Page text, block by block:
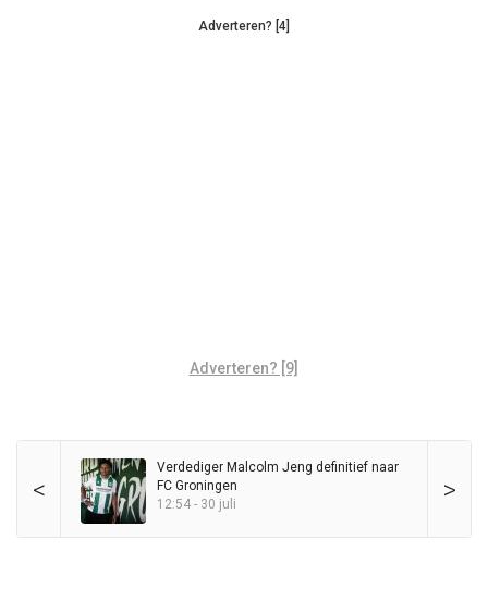
Adverteren? [4]
Adverteren? [9]
< >
Verdediger Malcolm Jeng definitief naar
FC Groningen
12:54 - 30 juli